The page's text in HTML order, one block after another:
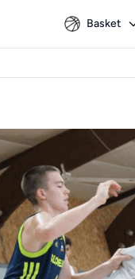
Basket